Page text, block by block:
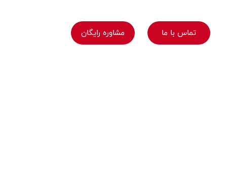
تماس با ما مشاوره رایگان